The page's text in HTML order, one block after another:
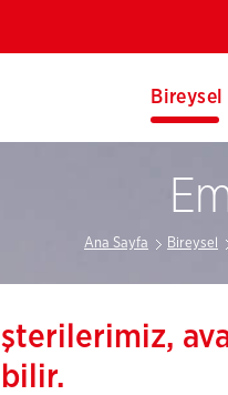
Bireysel
Ana Sayfa Bireysel